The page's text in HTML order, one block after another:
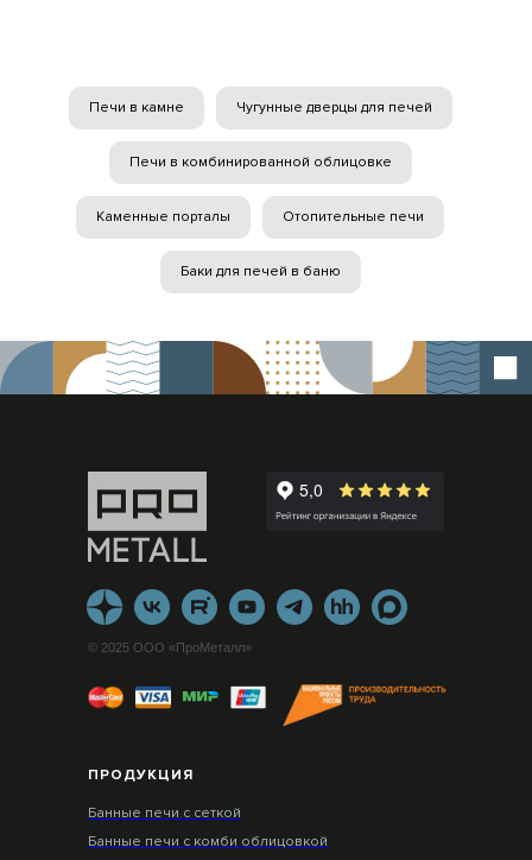
Печи в камне Чугунные дверцы для печей
Печи в комбинированной облицовке
Каменные порталы Отопительные печи
Баки для печей в баню
ПРОДУКЦИЯ
Банные печи с сеткой
Банные печи с комби облицовкой
© 2025 ООО «ПроМеталл»